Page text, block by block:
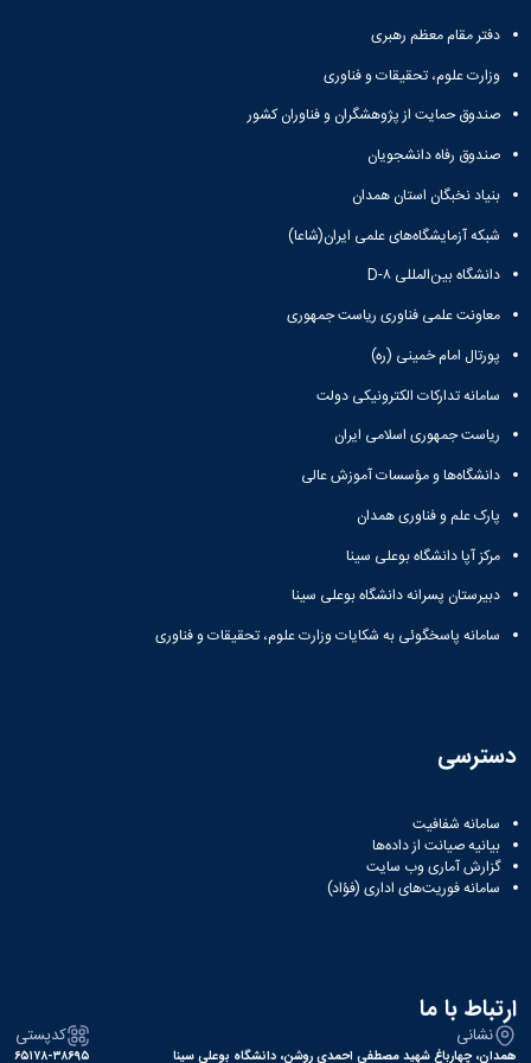
پژوهشی
تحصیلات
تکمیلی
کمیته
منتخب
ممیزی
کمیته
ترفیع
شورای
فرهنگی
دانشکده
آئین
نامه
ها
سمینارها
و
پایان
ها
آیین‌نامه‌های
معاونت
آموزشی
گروه
صنایع
گروه
نشریات
پژوهش
های
مهندسی
در
سیستم
Journal
of
Stress
Analysis
ارتباط
صنعت
کارآموزی
مراکز
مرتبط
ملی
نخبگان
شرکت
آئین
نامه ها
فرآیندها
آئین
نامه
نامه
های
پژوهشی
مکانیک
مهندسی
کامپیوتر
دفتر مقام معظم رهبری
وزارت علوم، تحقیقات و فناوری
صندوق حمایت از پژوهشگران و فناوران کشور
صندوق رفاه دانشجویان
بنیاد نخبگان استان همدان
شبکه آزمایشگاه‌های علمی ایران(شاعا)
دانشگاه بین‌المللی D-۸
معاونت علمی فناوری ریاست جمهوری
پورتال امام خمینی (ره)
سامانه تدارکات الکترونیکی دولت
ریاست جمهوری اسلامی ایران
دانشگاه‌ها و مؤسسات آموزش عالی
پارک علم و فناوری همدان
مرکز آپا دانشگاه بوعلی سینا
دبیرستان پسرانه دانشگاه بوعلی سینا
سامانه پاسخگوئی به شکایات وزارت علوم، تحقیقات و فناوری
دسترسی
سامانه شفافیت
بیانیه صیانت از داده‌ها
گزارش آماری وب‌ سایت
سامانه فوریت‌های اداری (فؤاد)
ارتباط با ما
نشانی
همدان، چهارباغ شهید مصطفی احمدی روشن، دانشگاه بوعلی سینا
کدپستی
۶۵۱۷۸-۳۸۶۹۵